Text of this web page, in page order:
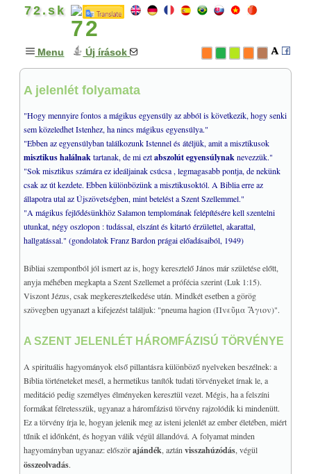
72.sk
Menu Új írások
GONDOLATOK+
A négy elem tulajonságai
♥ A meditációról
Prána, életenergia
Pozitív és negatív
♥Gödel: Isten bizonyítása
A 72 géniusz a Bibliában
A betűkről
♥Franz Bardon előadásai
Bardon jövendölései
♥A Jelenések hét csillaga
♥A Jelenések spirálja
Steiner: A kozmikus gondolat
Steiner: Lukács evangéliuma
♥A csillagok tanúskodnak
Okkult anatómia
Perseus interjú
A jelenlét folyamata
"Hogy mennyire fontos a mágikus egyensúly az abból is következik, hogy senki
sem közeledhet Istenhez, ha nincs mágikus egyensúlya."
"Ebben az egyensúlyban találkozunk Istennel és átéljük, amit a misztikusok
misztikus halálnaktartanak, de mi eztabszolút egyensúlynaknevezzük."
"Sok misztikus számára ez ideáljainak csúcsa , legmagasabb pontja, de nekünk
csak az út kezdete. Ebben különbözünk a misztikusoktól. A Biblia erre az
állapotra utal az Újszövetségben, mint betelést a Szent Szellemmel."
"A mágikus fejlődésünkhöz Salamon templomának felépítésére kell szentelni
utunkat, négy oszlopon : tudással, elszánt és kitartó érzülettel, akarattal,
hallgatással." (gondolatok Franz Bardon prágai előadásaiból, 1949)
Bibliai szempontból jól ismert az is, hogy keresztelő János már születése előtt,
anyja méhében megkapta a Szent Szellemet a prófécia szerint (Luk 1:15).
Viszont Jézus, csak megkeresztelkedése után. Mindkét esetben a görög
szövegben ugyanazt a kifejezést találjuk: "pneuma hagion (Πνεῦμα Ἅγιον)".
A SZENT JELENLÉT HÁROMFÁZISÚ TÖRVÉNYE
A spirituális hagyományok első pillantásra különböző nyelveken beszélnek: a
Biblia történeteket mesél, a hermetikus tanítók tudati törvényeket írnak le, a
meditáció pedig személyes élményeken keresztül vezet. Mégis, ha a felszíni
formákat félretesszük, ugyanaz a háromfázisú törvény rajzolódik ki mindenütt.
Ez a törvény írja le, hogyan jelenik meg az isteni jelenlét az ember életében, miért
tűnik el időnként, és hogyan válik végül állandóvá. A folyamat minden
hagyományban ugyanaz: előszörajándék , aztánvisszahúzódás , végül
összeolvadás.